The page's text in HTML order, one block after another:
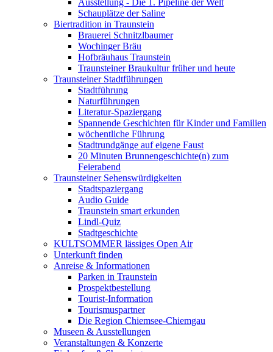
Ausstellung - Die 1. Pipeline der Welt
Schauplätze der Saline
Biertradition in Traunstein
Brauerei Schnitzlbaumer
Wochinger Bräu
Hofbräuhaus Traunstein
Traunsteiner Braukultur früher und heute
Traunsteiner Stadtführungen
Stadtführung
Naturführungen
Literatur-Spaziergang
Spannende Geschichten für Kinder und Familien
wöchentliche Führung
Stadtrundgänge auf eigene Faust
20 Minuten Brunnengeschichte(n) zum
Feierabend
Traunsteiner Sehenswürdigkeiten
Stadtspaziergang
Audio Guide
Traunstein smart erkunden
Lindl-Quiz
Stadtgeschichte
KULTSOMMER lässiges Open Air
Unterkunft finden
Anreise & Informationen
Parken in Traunstein
Prospektbestellung
Tourist-Information
Tourismuspartner
Die Region Chiemsee-Chiemgau
Museen & Ausstellungen
Veranstaltungen & Konzerte